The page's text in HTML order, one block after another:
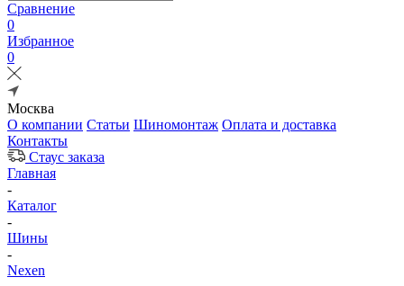
Сравнение
0
Избранное
0
Москва
О компании Статьи Шиномонтаж Оплата и доставка
Контакты
Стаус заказа
Главная
-
Каталог
-
Шины
-
Nexen